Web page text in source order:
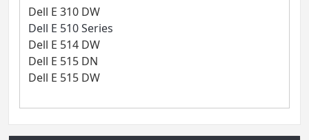
Dell E 310 DW
Dell E 510 Series
Dell E 514 DW
Dell E 515 DN
Dell E 515 DW